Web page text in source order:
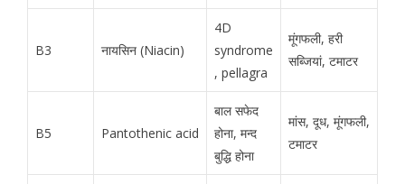
B3 नायसिन (Niacin)
4D
syndrome
, pellagra
मूंगफली, हरी
सब्जियां, टमाटर
B5 Pantothenic acid
बाल सफेद
होना, मन्द
बुद्धि होना
मांस, दूध, मूंगफली,
टमाटर